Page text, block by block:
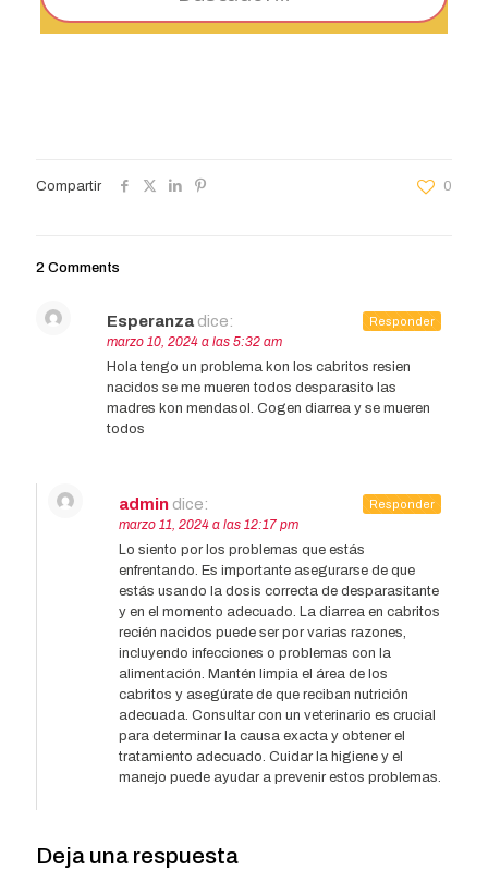
Compartir 0
2 Comments
Esperanza dice:
marzo 10, 2024 a las 5:32 am
Hola tengo un problema kon los cabritos resien
nacidos se me mueren todos desparasito las
madres kon mendasol. Cogen diarrea y se mueren
todos
Responder
admin dice:
marzo 11, 2024 a las 12:17 pm
Lo siento por los problemas que estás
enfrentando. Es importante asegurarse de que
estás usando la dosis correcta de desparasitante
y en el momento adecuado. La diarrea en cabritos
recién nacidos puede ser por varias razones,
incluyendo infecciones o problemas con la
alimentación. Mantén limpia el área de los
cabritos y asegúrate de que reciban nutrición
adecuada. Consultar con un veterinario es crucial
para determinar la causa exacta y obtener el
tratamiento adecuado. Cuidar la higiene y el
manejo puede ayudar a prevenir estos problemas.
Responder
Deja una respuesta